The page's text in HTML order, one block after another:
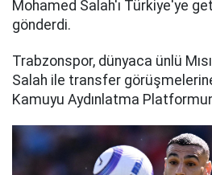
Mohamed Salah'ı Türkiye'ye
gönderdi.
Trabzonspor, dünyaca ünlü
Salah ile transfer görüşmelerine
Kamuyu Aydınlatma